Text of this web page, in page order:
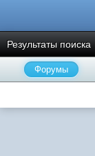
Результаты поиска
Форумы